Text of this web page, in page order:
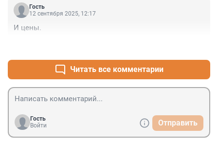
Гость
12 сентября 2025, 12:17
И цены.
Читать все комментарии
Гость
Войти
Отправить